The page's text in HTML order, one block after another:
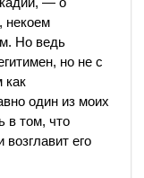
некоем
Но ведь
но не с
как
один из моих
в том, что
его